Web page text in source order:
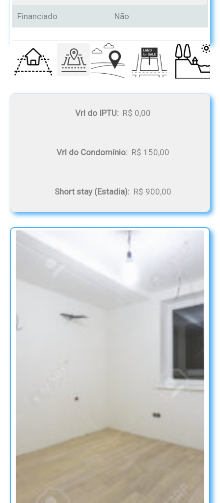
Financiado Não
Vrl do IPTU: R$ 0,00
Vrl do Condomínio: R$ 150,00
Short stay (Estadia): R$ 900,00